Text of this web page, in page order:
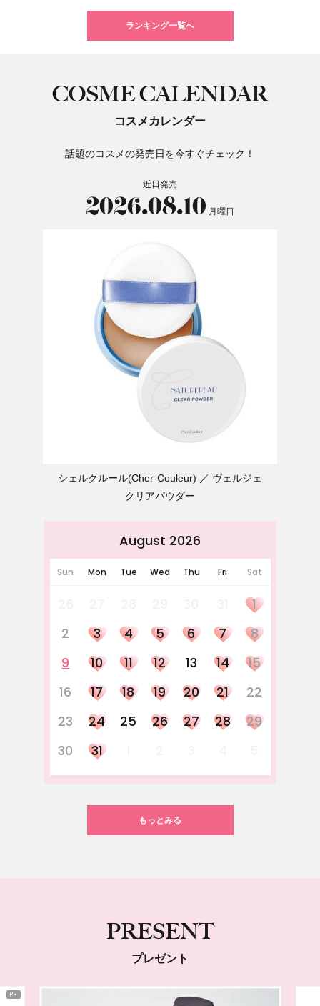
ランキング一覧へ
COSME CALENDAR
コスメカレンダー
話題のコスメの発売日を今すぐチェック！
近日発売
2026.08.10 月曜日
シェルクルール(Cher-Couleur)
ヴェルジェ
クリアパウダー
August 2026
Sun Mon Tue Wed Thu Fri Sat
1
2
3 4 5 6 7
8
9
10 11 12 13 14
15
16
17 18 19 20 21
22
23
24 25 26 27 28
29
30
31
もっとみる
PRESENT
プレゼント